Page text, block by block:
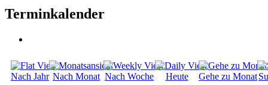
Terminkalender
Nach Jahr Nach Monat Nach Woche Heute Gehe zu Monat